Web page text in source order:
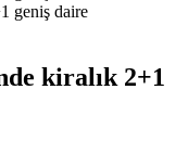
kiralık 2+1